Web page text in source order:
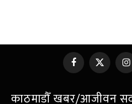
Facebook
X
काठमाडौँ खबर/आजीवन